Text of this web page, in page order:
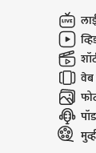
अकोला
वेब